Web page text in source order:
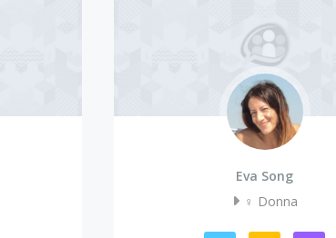
Eva Song
♀️ Donna